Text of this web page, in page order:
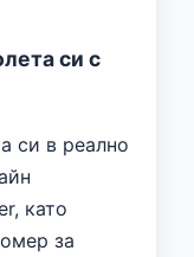
си с
си в реално
като
за